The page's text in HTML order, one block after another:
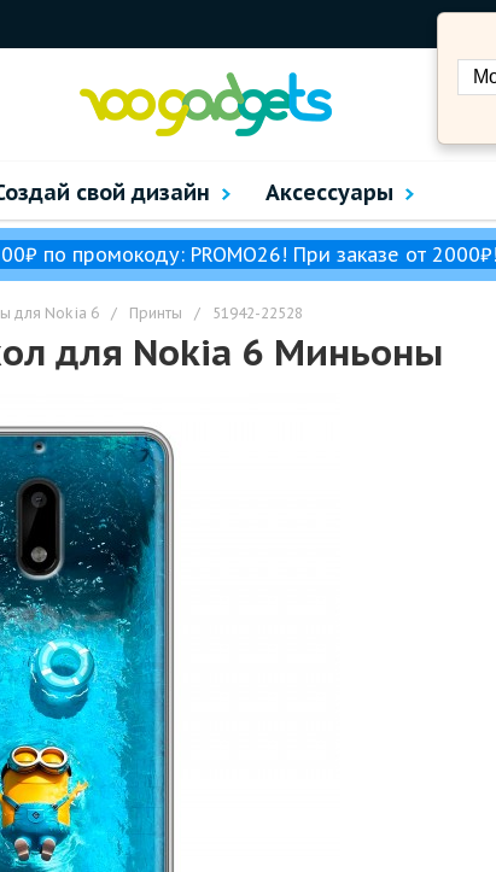
свой дизайн Аксессуары
по промокоду: PROMO26! При заказе от
для Nokia 6 / Принты / 51942-22528
для Nokia 6 Миньоны